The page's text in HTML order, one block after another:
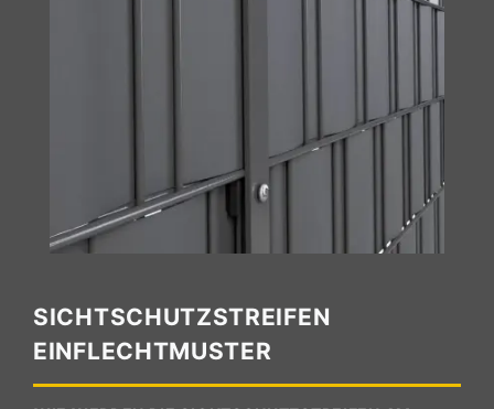
SICHTSCHUTZSTREIFEN
EINFLECHTMUSTER